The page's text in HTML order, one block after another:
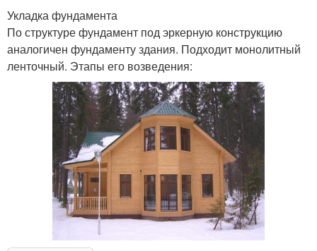
Укладка фундамента
По структуре фундамент под эркерную конструкцию
аналогичен фундаменту здания. Подходит монолитный
ленточный. Этапы его возведения: